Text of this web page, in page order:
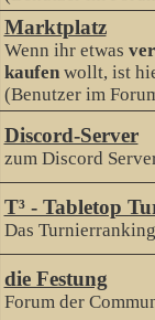
Marktplatz
Wenn ihr etwas
kaufenwollt, ist
(Benutzer im
Discord-Server
zum Discord
T³ - Tabletop
Das
die Festung
Forum der